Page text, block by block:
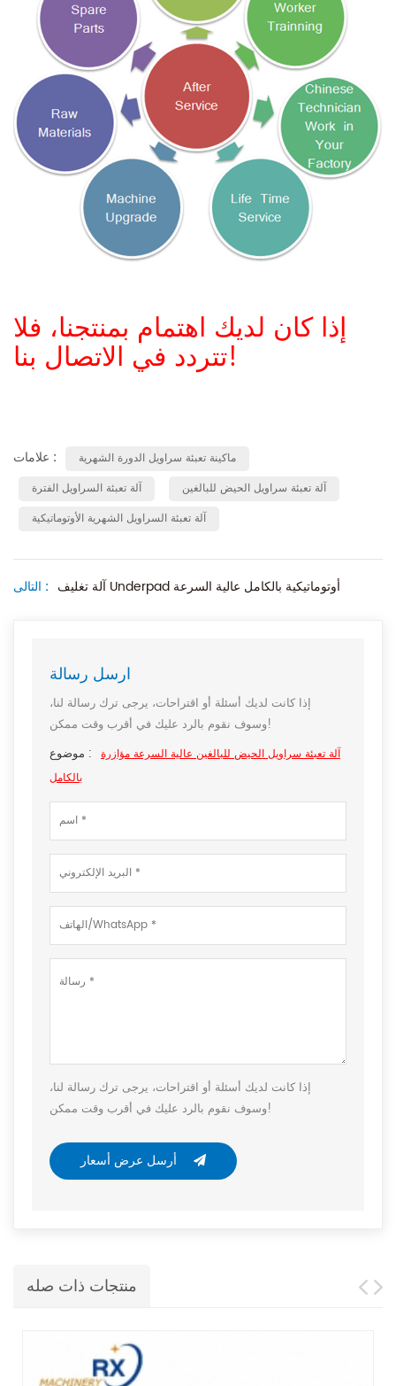
إذا كان لديك اهتمام بمنتجنا، فلا
تتردد في الاتصال بنا!
علامات :
ماكينة تعبئة سراويل الدورة الشهرية
آلة تعبئة السراويل الفترة
آلة تعبئة سراويل الحيض للبالغين
آلة تعبئة السراويل الشهرية الأوتوماتيكية
التالى : آلة تغليف Underpad أوتوماتيكية بالكامل عالية السرعة
ارسل رسالة
إذا كانت لديك أسئلة أو اقتراحات، يرجى ترك رسالة لنا،
وسوف نقوم بالرد عليك في أقرب وقت ممكن!
موضوع : آلة تعبئة سراويل الحيض للبالغين عالية السرعة مؤازرة
بالكامل
إذا كانت لديك أسئلة أو اقتراحات، يرجى ترك رسالة لنا،
وسوف نقوم بالرد عليك في أقرب وقت ممكن!
منتجات ذات صله